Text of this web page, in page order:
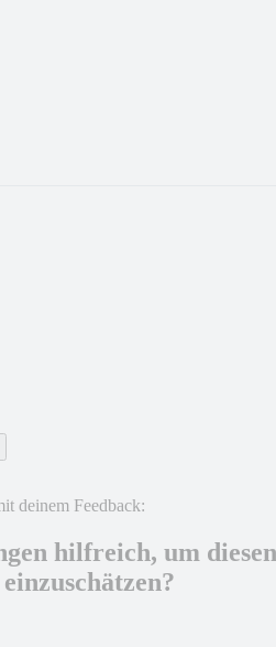
deinem Feedback:
hilfreich, um diesen